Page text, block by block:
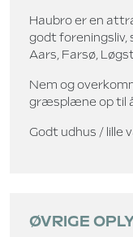
Haubro er en
godt foreningsliv,
Aars, Farsø,
Nem og
græsplæne op til
Godt udhus / lille
ØVRIGE